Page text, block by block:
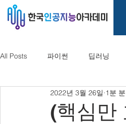
All Posts 파이썬 딥러닝
(핵심만
2022년 3월 26일 1분